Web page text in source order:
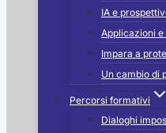
IA e
Applicazioni
Impara a
Un cambio di
Percorsi formativi
Dialoghi